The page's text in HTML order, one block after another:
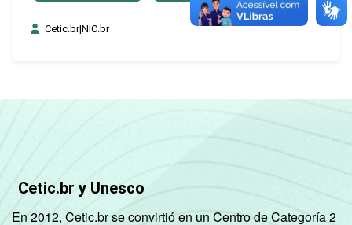
Cetic.br|NIC.br
Cetic.br y Unesco
En 2012, Cetic.br se convirtió en un Centro de Categoría 2